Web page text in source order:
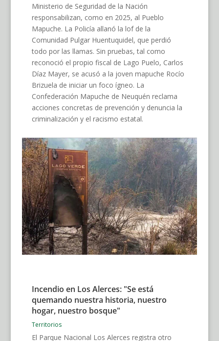
Ministerio de Seguridad de la Nación
responsabilizan, como en 2025, al Pueblo
Mapuche. La Policía allanó la lof de la
Comunidad Pulgar Huentuquidel, que perdió
todo por las llamas. Sin pruebas, tal como
reconoció el propio fiscal de Lago Puelo, Carlos
Díaz Mayer, se acusó a la joven mapuche Rocío
Brizuela de iniciar un foco ígneo. La
Confederación Mapuche de Neuquén reclama
acciones concretas de prevención y denuncia la
criminalización y el racismo estatal.
Incendio en Los Alerces: "Se está
quemando nuestra historia, nuestro
hogar, nuestro bosque"
Territorios
El Parque Nacional Los Alerces registra otro